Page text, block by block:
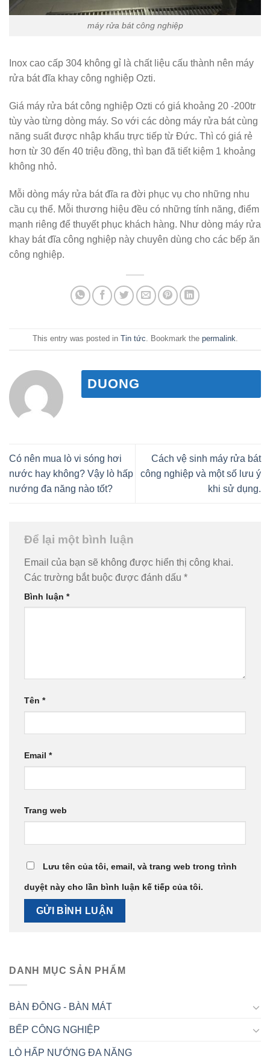
máy rửa bát công nghiệp
Inox cao cấp 304 không gỉ là chất liệu cấu thành nên máy
rửa bát đĩa khay công nghiệp Ozti.
Giá máy rửa bát công nghiệp Ozti có giá khoảng 20 -200tr
tùy vào từng dòng máy. So với các dòng máy rửa bát cùng
năng suất được nhập khẩu trực tiếp từ Đức. Thì có giá rẻ
hơn từ 30 đến 40 triệu đồng, thì bạn đã tiết kiệm 1 khoảng
không nhỏ.
Mỗi dòng máy rửa bát đĩa ra đời phục vụ cho những nhu
cầu cụ thể. Mỗi thương hiệu đều có những tính năng, điểm
mạnh riêng để thuyết phục khách hàng. Như dòng máy rửa
khay bát đĩa công nghiệp này chuyên dùng cho các bếp ăn
công nghiệp.
This entry was posted in Tin tức . Bookmark the permalink
DUONG
Có nên mua lò vi sóng hơi
nước hay không? Vậy lò hấp
nướng đa năng nào tốt?
Cách vệ sinh máy rửa bát
công nghiệp và một số lưu ý
khi sử dụng.
Để lại một bình luận
Email của bạn sẽ không được hiển thị công khai.
Các trường bắt buộc được đánh dấu *
Bình luận *
Tên *
Email *
Trang web
Lưu tên của tôi, email, và trang web trong trình
duyệt này cho lần bình luận kế tiếp của tôi.
DANH MỤC SẢN PHẨM
BÀN ĐÔNG - BÀN MÁT
BẾP CÔNG NGHIỆP
LÒ HẤP NƯỚNG ĐA NĂNG